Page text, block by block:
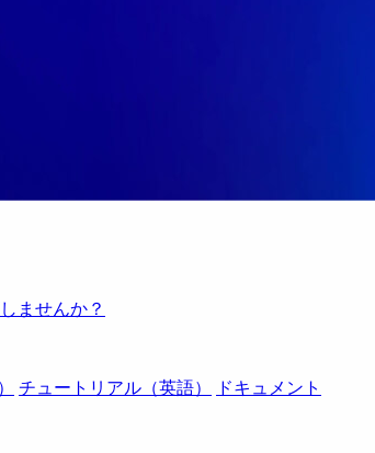
ませんか？
チュートリアル（英語）
ドキュメント